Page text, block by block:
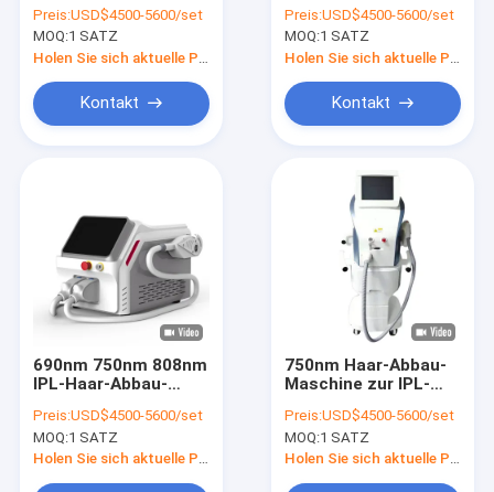
1500W
Preis:USD$4500-5600/set
MOQ:1 SATZ
Kontakt
Multifunktions
Preis:USD$4500-5600/set
MOQ:1 SATZ
Kontakt
690nm 750nm 808nm
IPL-Haar-Abbau-
Preis:USD$4500-5600/set
MOQ:1 SATZ
Holen Sie sich aktuelle Preis
750nm Haar-Abbau-
Maschine zur IPL-
Preis:USD$4500-5600/set
MOQ:1 SATZ
Holen Sie sich aktuelle Preis